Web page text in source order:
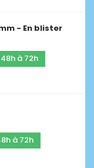
- En blister
à 72h
à 72h